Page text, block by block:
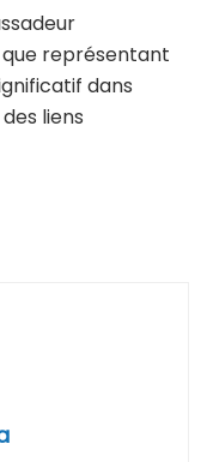
représentant
dans
liens